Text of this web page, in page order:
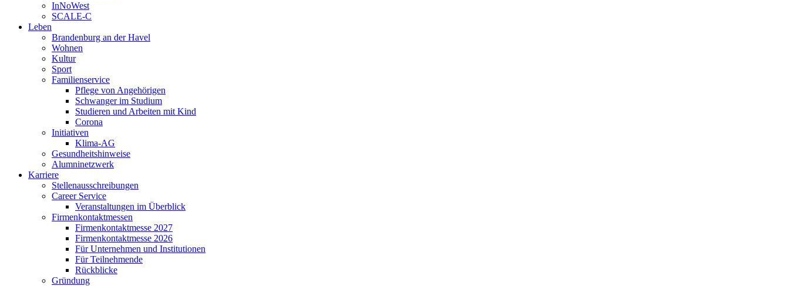
InNoWest
SCALE-C
Leben
Brandenburg an der Havel
Wohnen
Kultur
Sport
Familienservice
Pflege von Angehörigen
Schwanger im Studium
Studieren und Arbeiten mit Kind
Corona
Initiativen
Klima-AG
Gesundheitshinweise
Alumninetzwerk
Karriere
Stellenausschreibungen
Career Service
Veranstaltungen im Überblick
Firmenkontaktmessen
Firmenkontaktmesse 2027
Firmenkontaktmesse 2026
Für Unternehmen und Institutionen
Für Teilnehmende
Rückblicke
Gründung